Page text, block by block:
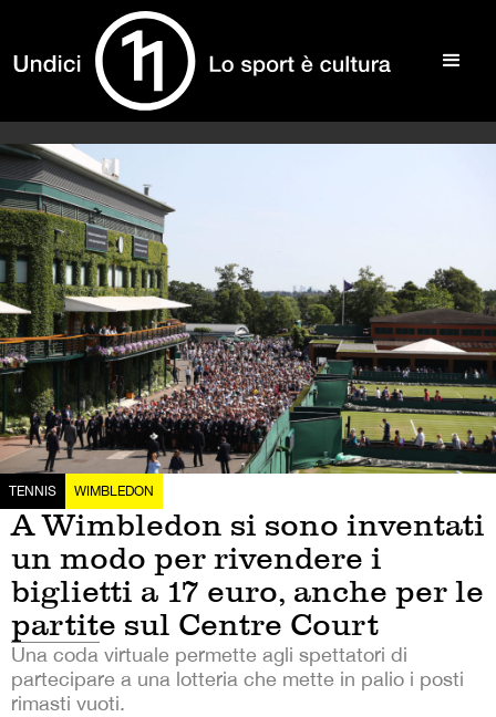
TENNIS WIMBLEDON
A Wimbledon si sono inventati
un modo per rivendere i
biglietti a 17 euro, anche per le
partite sul Centre Court
Una coda virtuale permette agli spettatori di
partecipare a una lotteria che mette in palio i posti
rimasti vuoti.